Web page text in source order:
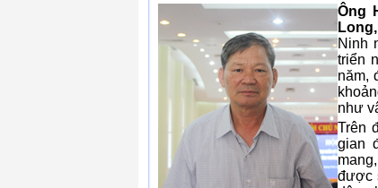
Ông
Ninh
triển
năm,
như
Trên
gian
được